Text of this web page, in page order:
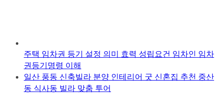
주택 임차권 등기 설정 의미 효력 성립요건 임차인 임차
권등기명령 이해
일산 풍동 신축빌라 분양 인테리어 굿 신혼집 추천 중산
동 식사동 빌라 맞춤 투어